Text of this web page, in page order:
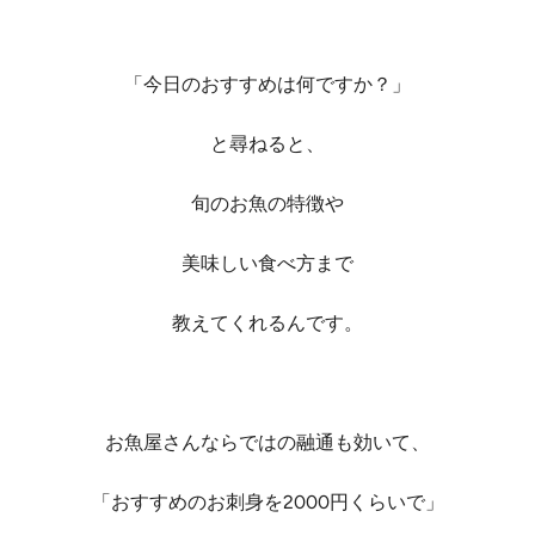
「今日のおすすめは何ですか？」
と尋ねると、
旬のお魚の特徴や
美味しい食べ方まで
教えてくれるんです。
お魚屋さんならではの融通も効いて、
「おすすめのお刺身を2000円くらいで」